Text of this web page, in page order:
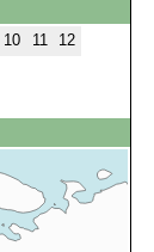
10 11
12